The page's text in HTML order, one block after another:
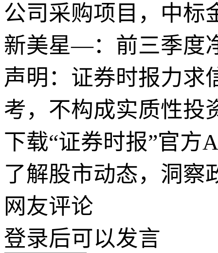
公司采购项目，中标
新美星—：前三季度
声明：证券时报力求
考，不构成实质性投
下载“证券时报”官方
了解股市动态，洞察
网友评论
登录后可以发言